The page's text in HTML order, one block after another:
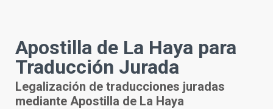
Apostilla de La Haya para
Traducción Jurada
Legalización de traducciones juradas
mediante Apostilla de La Haya